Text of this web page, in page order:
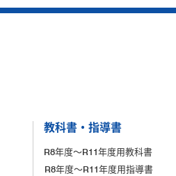
教科書・指導書
R8年度～R11年度用教科書
R8年度～R11年度用指導書